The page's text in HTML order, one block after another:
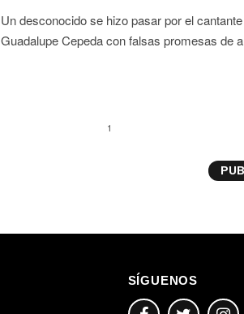
Un desconocido se hizo pasar por el
Guadalupe Cepeda con falsas promesas de
1
SÍGUENOS